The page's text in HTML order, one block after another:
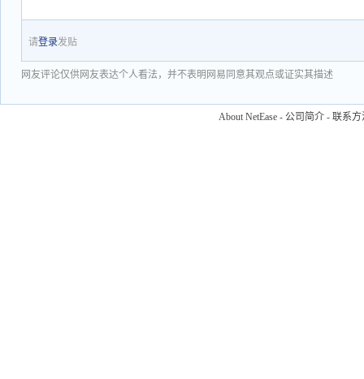
请登录发贴
网友评论仅供网友表达个人看法，并不表明网易同意其观点或证实其描述
About NetEase - 公司简介 - 联系方